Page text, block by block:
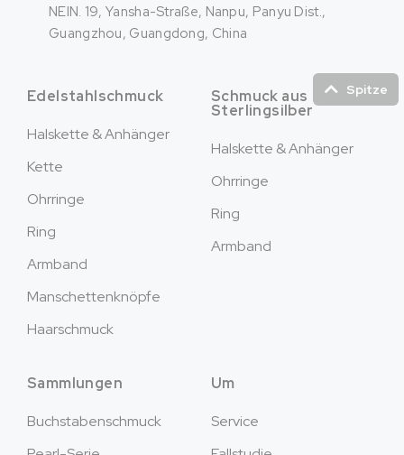
Spitze
NEIN. 19, Yansha-Straße, Nanpu, Panyu Dist.,
Guangzhou, Guangdong, China
Edelstahlschmuck
Halskette & Anhänger
Kette
Ohrringe
Ring
Armband
Manschettenknöpfe
Haarschmuck
Schmuck aus
Sterlingsilber
Halskette & Anhänger
Ohrringe
Ring
Armband
Sammlungen
Buchstabenschmuck
Um
Service